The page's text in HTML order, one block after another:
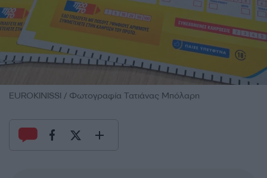
EUROKINISSI / Φωτογραφία Τατιάνας Μπόλαρη